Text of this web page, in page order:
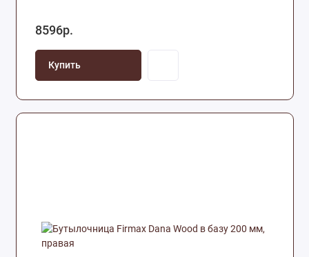
8596р.
Купить